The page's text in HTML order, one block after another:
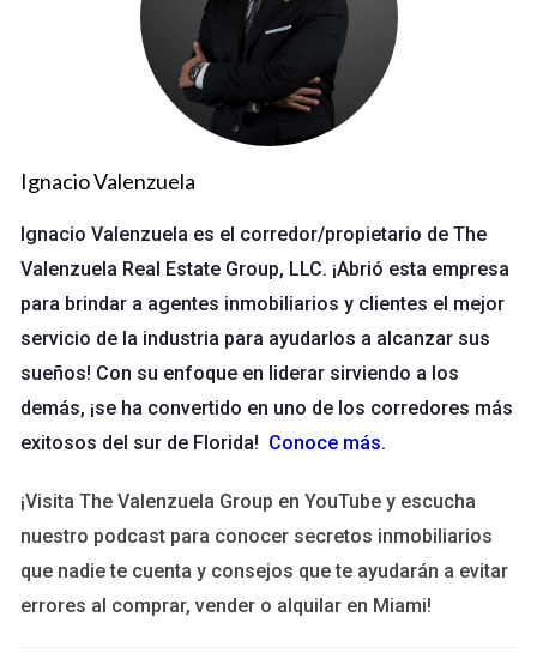
CONTACTA POR WHATSAPP
Estudio de Caso 1: Uso de Redes Sociales
Una estrategia que ha funcionado bien es la promoción activa
publiqué un video corto mostrando una propiedad destacada
en Winter Park. Recibí varios mensajes directos y logré
programar visitas rápidamente. Las redes sociales son una
excelente manera de captar atención.
Estudio de Caso 2: Eventos Comunitarios
Organizar un evento comunitario también ha sido beneficioso.
Una vez, organicé una tarde de café en una propiedad en
venta. Invitamos a vecinos y curiosos del área. Esto no solo
generó interés por la propiedad, sino que también fortaleció
mi red local. Conocí a personas que posteriormente me
recomendaron a sus amigos.
Ignacio Valenzuela
Ignacio Valenzuela es el corredor/propietario de The
Valenzuela Real Estate Group, LLC. ¡Abrió esta empresa
para brindar a agentes inmobiliarios y clientes el mejor
servicio de la industria para ayudarlos a alcanzar sus
sueños! Con su enfoque en liderar sirviendo a los
demás, ¡se ha convertido en uno de los corredores más
exitosos del sur de Florida! Conoce más.
¡Visita The Valenzuela Group en YouTube y escucha
nuestro podcast para conocer secretos inmobiliarios
que nadie te cuenta y consejos que te ayudarán a evitar
errores al comprar, vender o alquilar en Miami!